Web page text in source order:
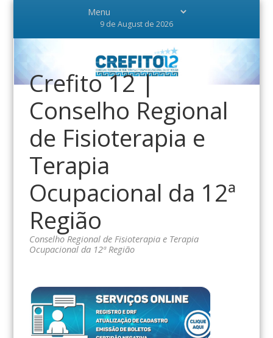
9 de August de 2026
Crefito 12 |
Conselho Regional
de Fisioterapia e
Terapia
Ocupacional da 12ª
Região
Conselho Regional de Fisioterapia e Terapia
Ocupacional da 12ª Região